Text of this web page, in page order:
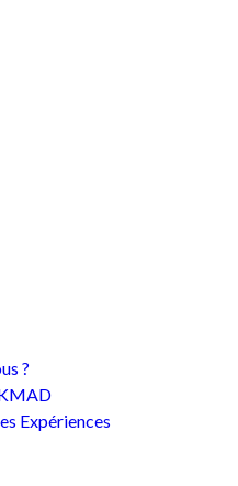
?
Expériences